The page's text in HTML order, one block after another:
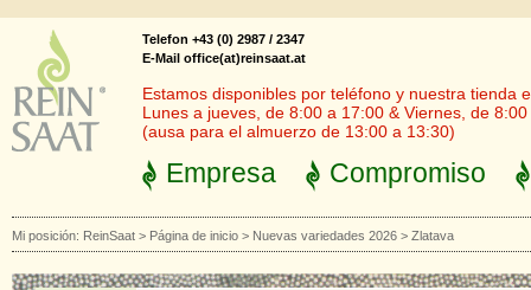
Telefon +43 (0) 2987 / 2347
E-Mail office(at)reinsaat.at
Estamos disponibles por teléfono y nuestra tienda
Lunes a jueves, de 8:00 a 17:00 & Viernes, de
(ausa para el almuerzo de 13:00 a 13:30)
Empresa Compromiso
Mi posición: ReinSaat > Página de inicio > Nuevas variedades 2026 > Zlatava